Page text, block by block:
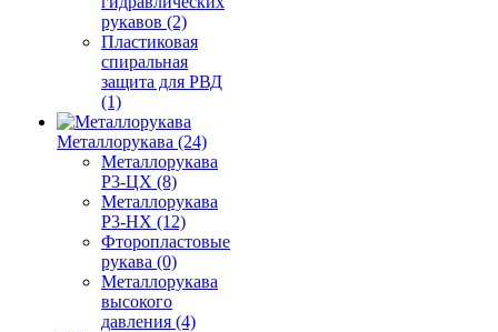
рукавов (2)
Пластиковая
спиральная
защита для РВД
(1)
Металлорукава (24)
Металлорукава
Р3-ЦХ (8)
Металлорукава
Р3-НХ (12)
Фторопластовые
рукава (0)
Металлорукава
высокого
давления (4)